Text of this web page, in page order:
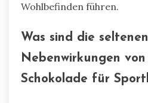
Wohlbefinden führen.
Was sind die seltenen
Nebenwirkungen
Schokolade für